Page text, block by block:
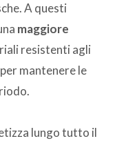
A questi
maggiore
resistenti agli
mantenere le
lungo tutto il